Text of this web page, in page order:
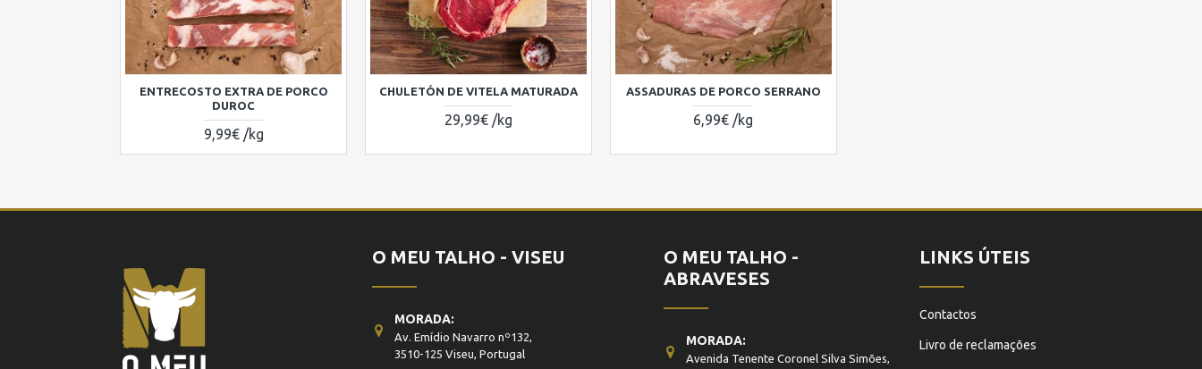
ENTRECOSTO EXTRA DE PORCO
DUROC
9,99€ /kg
CHULETÓN DE VITELA MATURADA
29,99€ /kg
ASSADURAS DE PORCO SERRANO
6,99€ /kg
O MEU TALHO - VISEU
MORADA:
Av. Emídio Navarro nº132,
3510-125 Viseu, Portugal
O MEU TALHO -
ABRAVESES
MORADA:
Avenida Tenente Coronel Silva Simões,
LINKS ÚTEIS
Contactos
Livro de reclamações